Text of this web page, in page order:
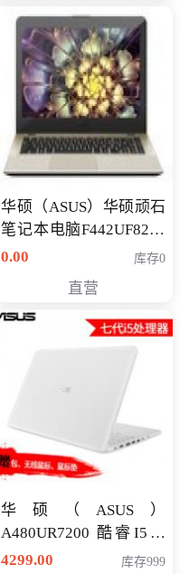
华硕（ASUS）华硕顽石
笔记本电脑F442UF8250
八代独显轻薄办公商务
0.00 库存0
直营
华硕（ASUS）
A480UR7200 酷睿I5超
薄学生办公游戏独显笔
4299.00 库存999